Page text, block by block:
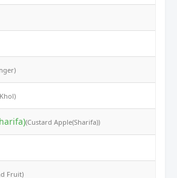
(Custard Apple(Sharifa))
Fruit)